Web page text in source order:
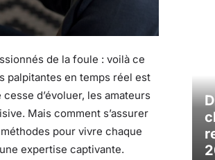
de la foule : voilà ce
palpitantes en temps réel est
d’évoluer, les amateurs
Mais comment s’assurer
pour vivre chaque
expertise captivante.